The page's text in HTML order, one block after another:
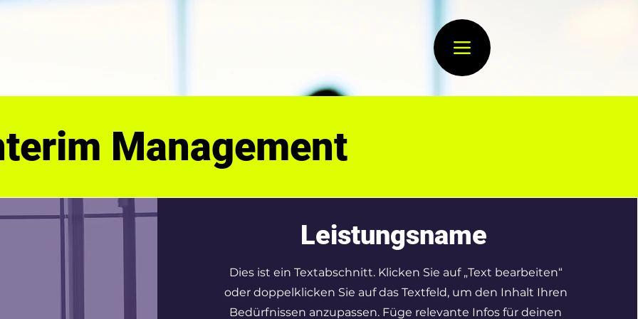
Management
Leistungsname
Dies ist ein Textabschnitt. Klicken Sie auf „Text bearbeiten“
oder doppelklicken Sie auf das Textfeld, um den Inhalt Ihren
Bedürfnissen anzupassen. Füge relevante Infos für deinen